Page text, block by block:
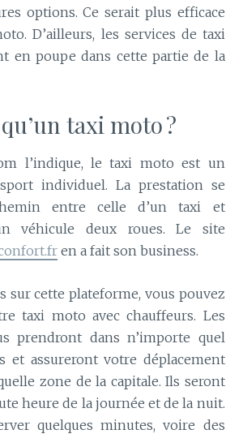
options. Ce serait plus efficace
D’ailleurs, les services de taxi
en poupe dans cette partie de la
taxi moto ?
l’indique, le taxi moto est un
individuel. La prestation se
entre celle d’un taxi et
véhicule deux roues. Le site
en a fait son business.
sur cette plateforme, vous pouvez
taxi moto avec chauffeurs. Les
prendront dans n’importe quel
et assureront votre déplacement
zone de la capitale. Ils seront
heure de la journée et de la nuit.
quelques minutes, voire des